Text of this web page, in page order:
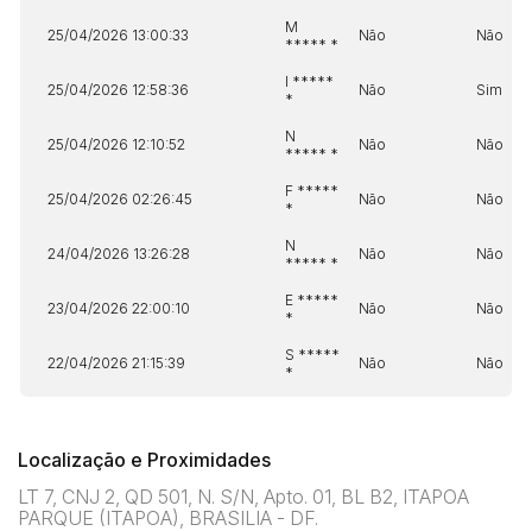
25/04/2026 13:00:33
M
***** *
Não Não
25/04/2026 12:58:36
I *****
*
Não Sim
25/04/2026 12:10:52
N
***** *
Não Não
25/04/2026 02:26:45
F *****
*
Não Não
24/04/2026 13:26:28
N
***** *
Não Não
23/04/2026 22:00:10
E *****
*
Não Não
22/04/2026 21:15:39
S *****
*
Não Não
Localização e Proximidades
LT 7, CNJ 2, QD 501, N. S/N, Apto. 01, BL B2, ITAPOA
PARQUE (ITAPOA), BRASILIA - DF.